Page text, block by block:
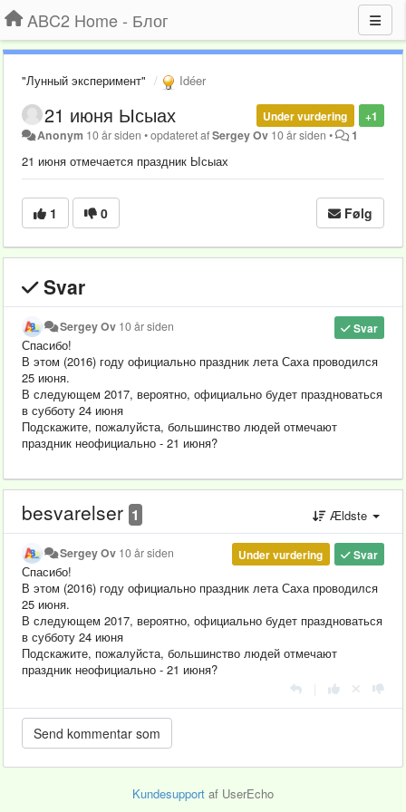
ABC2 Home - Блог
"Лунный эксперимент" Idéer
+1
Under vurdering
21 июня Ысыах
Anonym 10 år siden •opdateret afSergey Ov 10 år siden • 1
21 июня отмечается праздник Ысыах
1 0 Følg
Svar
Svar
Sergey Ov 10 år siden
Спасибо!
В этом (2016) году официально праздник лета Саха проводился
25 июня.
В следующем 2017, вероятно, официально будет праздноваться
в субботу 24 июня
Подскажите, пожалуйста, большинство людей отмечают
праздник неофициально - 21 июня?
besvarelser 1 Ældste
Svar
Under vurdering
Sergey Ov 10 år siden
Спасибо!
В этом (2016) году официально праздник лета Саха проводился
25 июня.
В следующем 2017, вероятно, официально будет праздноваться
в субботу 24 июня
Подскажите, пожалуйста, большинство людей отмечают
праздник неофициально - 21 июня?
Kundesupport af UserEcho